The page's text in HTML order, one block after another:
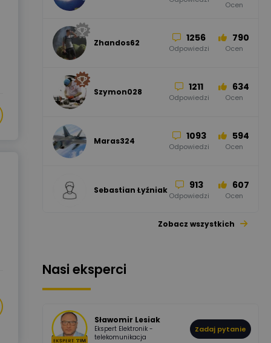
Ocen
50 59
52 45
Ocen
Zhandos62 1256
Odpowiedzi
790
Ocen
Szymon028 1211
Odpowiedzi
634
Ocen
Maras324 1093
Odpowiedzi
594
Ocen
Sebastian Łyźniak 913
Odpowiedzi
607
Ocen
Pawel02 955 374
Zobacz wszystkich
Nasi eksperci
Sławomir Lesiak
Ekspert Elektronik -
telekomunikacja
Zadaj pytanie